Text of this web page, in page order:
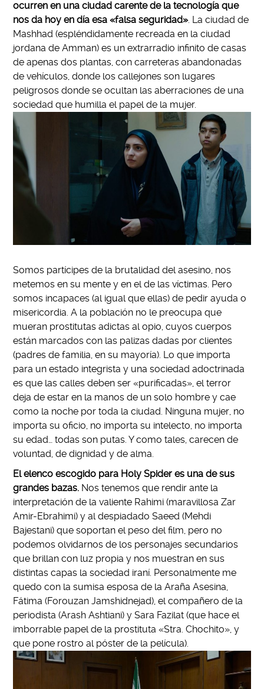
ocurren en una ciudad carente de la tecnología que
nos da hoy en día esa «falsa seguridad». La ciudad de
Mashhad (espléndidamente recreada en la ciudad
jordana de Amman) es un extrarradio infinito de casas
de apenas dos plantas, con carreteras abandonadas
de vehículos, donde los callejones son lugares
peligrosos donde se ocultan las aberraciones de una
sociedad que humilla el papel de la mujer.
Somos partícipes de la brutalidad del asesino, nos
metemos en su mente y en el de las víctimas. Pero
somos incapaces (al igual que ellas) de pedir ayuda o
misericordia. A la población no le preocupa que
mueran prostitutas adictas al opio, cuyos cuerpos
están marcados con las palizas dadas por clientes
(padres de familia, en su mayoría). Lo que importa
para un estado integrista y una sociedad adoctrinada
es que las calles deben ser «purificadas», el terror
deja de estar en la manos de un solo hombre y cae
como la noche por toda la ciudad. Ninguna mujer, no
importa su oficio, no importa su intelecto, no importa
su edad… todas son putas. Y como tales, carecen de
voluntad, de dignidad y de alma.
El elenco escogido para Holy Spider es una de sus
grandes bazas. Nos tenemos que rendir ante la
interpretación de la valiente Rahimi (maravillosa Zar
Amir-Ebrahimi) y al despiadado Saeed (Mehdi
Bajestani) que soportan el peso del film, pero no
podemos olvidarnos de los personajes secundarios
que brillan con luz propia y nos muestran en sus
distintas capas la sociedad iraní. Personalmente me
quedo con la sumisa esposa de la Araña Asesina,
Fátima (Forouzan Jamshidnejad), el compañero de la
periodista (Arash Ashtiani) y Sara Fazilat (que hace el
imborrable papel de la prostituta «Stra. Chochito», y
que pone rostro al póster de la película).